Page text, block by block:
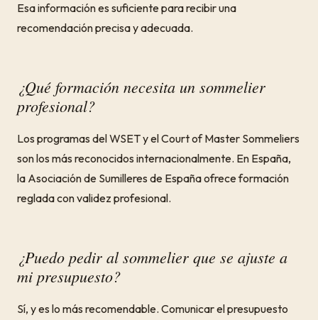
Esa información es suficiente para recibir una
recomendación precisa y adecuada.
¿Qué formación necesita un sommelier
profesional?
Los programas del WSET y el Court of Master Sommeliers
son los más reconocidos internacionalmente. En España,
la Asociación de Sumilleres de España ofrece formación
reglada con validez profesional.
¿Puedo pedir al sommelier que se ajuste a
mi presupuesto?
Sí, y es lo más recomendable. Comunicar el presupuesto